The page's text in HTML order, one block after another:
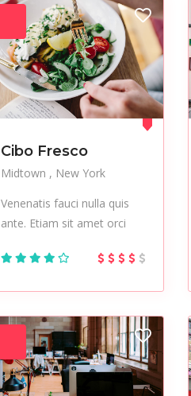
Paintings Party
Resort Salon
Sports
Test Tours
Cibo Fresco
Midtown
New York
Venenatis fauci nulla quis
ante. Etiam sit amet orci